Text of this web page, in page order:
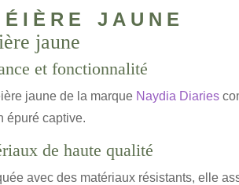
jaune
jaune
et fonctionnalité
jaune de la marque Naydia Diaries
épuré captive.
de haute qualité
avec des matériaux résistants, elle